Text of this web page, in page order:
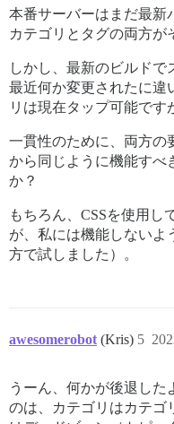
本番サーバーはまだ最新
カテゴリとタグの両方が
しかし、最新のビルドで
最近何か変更されたに違
リは現在タップ可能です
一貫性のために、両方の
から同じように機能すべ
か？
もちろん、CSSを使用し
が、私には機能しないよ
方で試しました）。
awesomerobot (Kris) 5
うーん、何かが後退し
のは、カテゴリはカテゴ